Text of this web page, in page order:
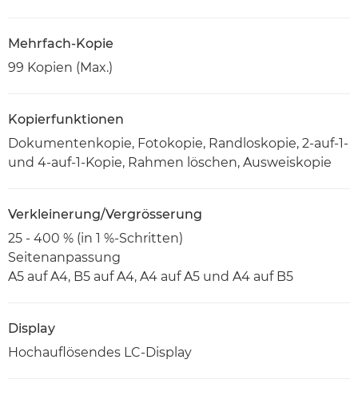
Mehrfach-Kopie
99 Kopien (Max.)
Kopierfunktionen
Dokumentenkopie, Fotokopie, Randloskopie, 2-auf-1-
und 4-auf-1-Kopie, Rahmen löschen, Ausweiskopie
Verkleinerung/Vergrösserung
25 - 400 % (in 1 %-Schritten)
Seitenanpassung
A5 auf A4, B5 auf A4, A4 auf A5 und A4 auf B5
Display
Hochauflösendes LC-Display